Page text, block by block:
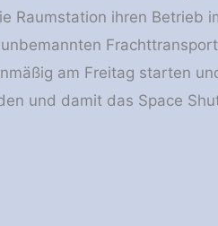
Raumstation ihren Betrieb
am Freitag starten
und damit das Space